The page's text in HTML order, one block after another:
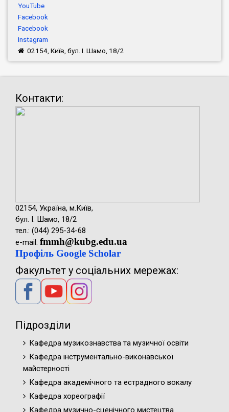
YouTube
Facebook
Facebook
Instagram
02154, Київ, бул. І. Шамо, 18/2
Контакти:
02154, Україна, м.Київ,
бул. І. Шамо, 18/2
тел.: (044) 295-34-68
e-mail: fmmh@kubg.edu.ua
Профіль Google Scholar
Факультет у соціальних мережах:
Підрозділи
Кафедра музикознавства та музичної освіти
Кафедра інструментально-виконавської
майстерності
Кафедра академічного та естрадного вокалу
Кафедра хореографії
Кафедра музично-сценічного мистецтва